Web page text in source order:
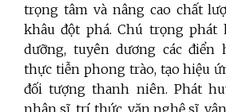
trọng tâm và nâng cao chất
khâu đột phá. Chú trọng phát
dưỡng, tuyên dương các
thực tiễn phong trào, tạo hiệu
đối tượng thanh niên. Phát
nhân sĩ, trí thức, văn nghệ sĩ,